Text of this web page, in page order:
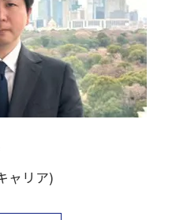
ャリア)